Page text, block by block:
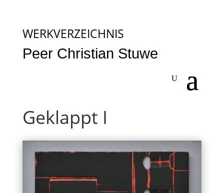
WERKVERZEICHNIS
Peer Christian Stuwe
Geklappt I